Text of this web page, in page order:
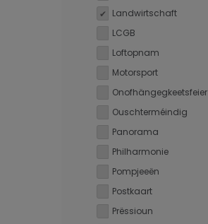
Landwirtschaft
LCGB
Loftopnam
Motorsport
Onofhängegkeetsfeier
Ouschterméindig
Panorama
Philharmonie
Pompjeeën
Postkaart
Prëssioun